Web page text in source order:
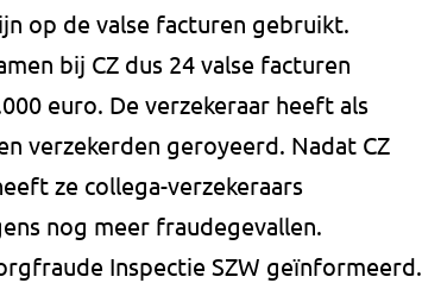
op de valse facturen gebruikt.
bij CZ dus 24 valse facturen
euro. De verzekeraar heeft als
verzekerden geroyeerd. Nadat CZ
ze collega-verzekeraars
nog meer fraudegevallen.
Inspectie SZW geïnformeerd.